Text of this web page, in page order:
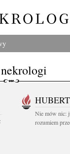
Nie mów nic:
rozumiem